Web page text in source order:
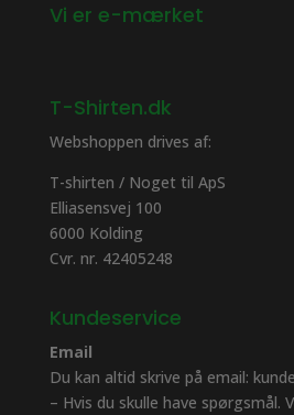
Vi er e-mærket
T-Shirten.dk
Webshoppen drives af:
T-shirten / Noget til ApS
Elliasensvej 100
6000 Kolding
Cvr. nr. 42405248
Kundeservice
Email
Du kan altid skrive på email:
– Hvis du skulle have spørgsmål.